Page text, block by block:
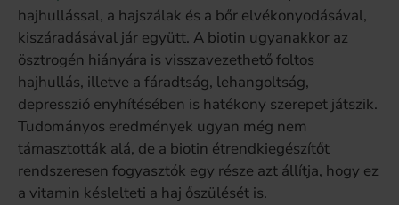
hajhullással, a hajszálak és a bőr elvékonyodásával,
kiszáradásával jár együtt. A biotin ugyanakkor az
ösztrogén hiányára is visszavezethető foltos
hajhullás, illetve a fáradtság, lehangoltság,
depresszió enyhítésében is hatékony szerepet játszik.
Tudományos eredmények ugyan még nem
támasztották alá, de a biotin étrendkiegészítőt
rendszeresen fogyasztók egy része azt állítja, hogy ez
a vitamin késlelteti a haj őszülését is.